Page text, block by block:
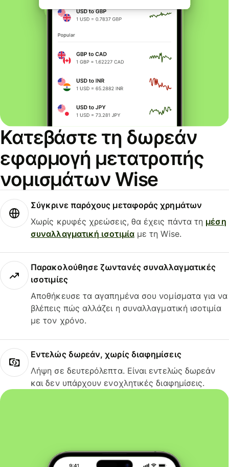
Κατεβάστε τη δωρεάν
εφαρμογή μετατροπής
νομισμάτων Wise
Σύγκρινε παρόχους μεταφοράς χρημάτων
Χωρίς κρυφές χρεώσεις, θα έχεις πάντα τη μέση
συναλλαγματική ισοτιμίαμε τη Wise.
Παρακολούθησε ζωντανές συναλλαγματικές
ισοτιμίες
Αποθήκευσε τα αγαπημένα σου νομίσματα για να
βλέπεις πώς αλλάζει η συναλλαγματική ισοτιμία
με τον χρόνο.
Εντελώς δωρεάν, χωρίς διαφημίσεις
Λήψη σε δευτερόλεπτα. Είναι εντελώς δωρεάν
και δεν υπάρχουν ενοχλητικές διαφημίσεις.